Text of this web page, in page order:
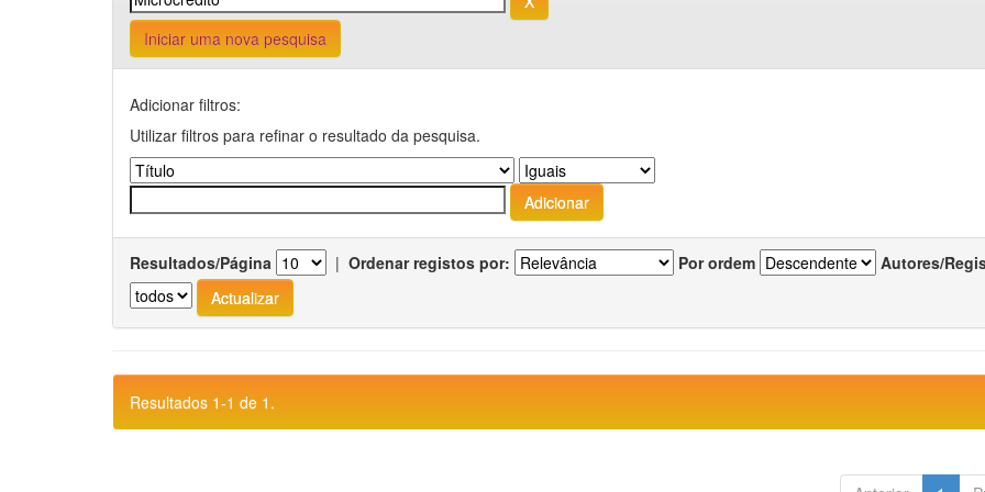
Iniciar uma nova pesquisa
Adicionar filtros:
Utilizar filtros para refinar o resultado da pesquisa.
Resultados/Página | Ordenar registos por: Por ordem Autores/
Resultados 1-1 de 1.